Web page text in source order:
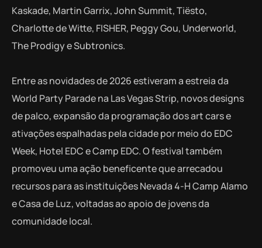
Kaskade, Martin Garrix, John Summit, Tiësto,
Charlotte de Witte, FISHER, Peggy Gou, Underworld,
The Prodigy e Subtronics.
Entre as novidades de 2026 estiveram a estreia da
World Party Parade na Las Vegas Strip, novos designs
de palco, expansão da programação dos art cars e
ativações espalhadas pela cidade por meio do EDC
Week, Hotel EDC e Camp EDC. O festival também
promoveu uma ação beneficente que arrecadou
recursos para as instituições Nevada 4-H Camp Alamo
e Casa de Luz, voltadas ao apoio de jovens da
comunidade local.